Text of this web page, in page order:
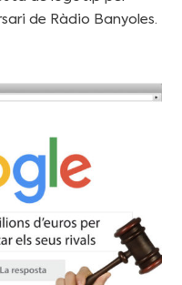
de Ràdio Banyoles.